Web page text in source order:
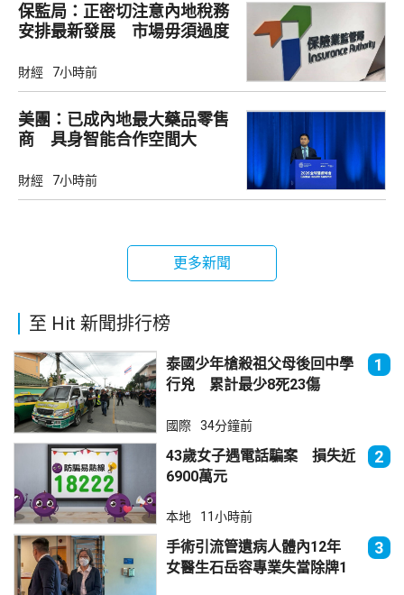
保監局：正密切注意內地稅務
安排最新發展 市場毋須過度
財經 7小時前
美團：已成內地最大藥品零售
商 具身智能合作空間大
財經 7小時前
更多新聞
至 Hit 新聞排行榜
泰國少年槍殺祖父母後回中學
行兇 累計最少8死23傷
1
國際 34分鐘前
43歲女子遇電話騙案 損失近
6900萬元
2
本地 11小時前
手術引流管遺病人體內12年
女醫生石岳容專業失當除牌1
3